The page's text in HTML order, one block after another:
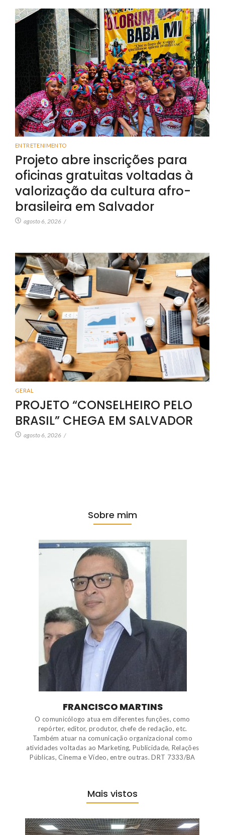
ENTRETENIMENTO
Projeto abre inscrições para
oficinas gratuitas voltadas à
valorização da cultura afro-
brasileira em Salvador
agosto 6, 2026 /
GERAL
PROJETO “CONSELHEIRO PELO
BRASIL” CHEGA EM SALVADOR
agosto 6, 2026 /
Sobre mim
FRANCISCO MARTINS
O comunicólogo atua em diferentes funções, como
repórter, editor, produtor, chefe de redação, etc.
Também atuar na comunicação organizacional como
atividades voltadas ao Marketing, Publicidade, Relações
Públicas, Cinema e Vídeo, entre outras. DRT 7333/BA
Mais vistos